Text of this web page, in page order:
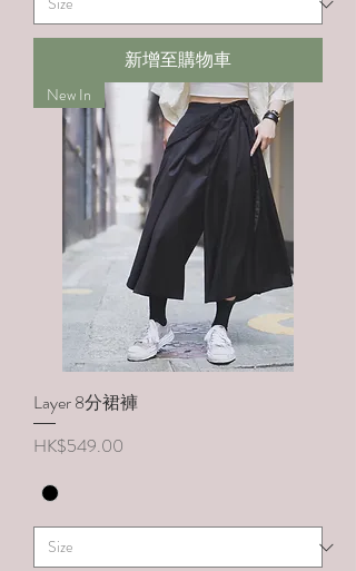
新增至購物車
New In
Layer 8分裙褲
價格
HK$549.00